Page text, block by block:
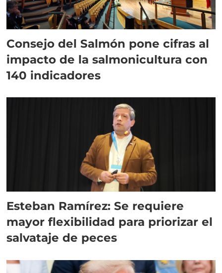
Consejo del Salmón pone cifras al
impacto de la salmonicultura con
140 indicadores
Esteban Ramírez: Se requiere
mayor flexibilidad para priorizar el
salvataje de peces